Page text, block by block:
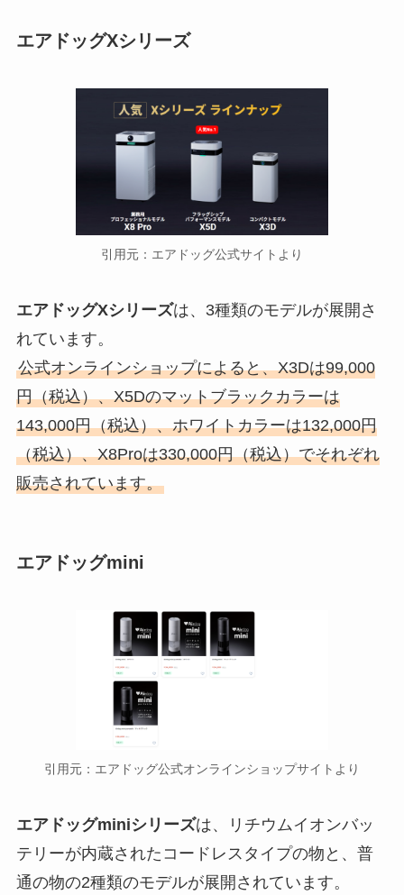
ぜ？暖かくないから？販売時期や
手間なしブライトが売ってないっ
て本当？Amazon・楽天で買え
る？取扱店舗を調査！
鳩サブレどこで買える？通販や販
奈川・東京以外でも買える？
丸亀製麺シェイクうどんが販売終
了？理由はなぜ？再開はいつ？種
エアドッグXシリーズ
引用元：エアドッグ公式サイトより
エアドッグXシリーズは、3種類のモデルが展開さ
れています。
公式オンラインショップによると、X3Dは99,000
円（税込）、X5Dのマットブラックカラーは
143,000円（税込）、ホワイトカラーは132,000円
（税込）、X8Proは330,000円（税込）でそれぞれ
販売されています。
エアドッグmini
引用元：エアドッグ公式オンラインショップサイトより
エアドッグminiシリーズは、リチウムイオンバッ
テリーが内蔵されたコードレスタイプの物と、普
通の物の2種類のモデルが展開されています。